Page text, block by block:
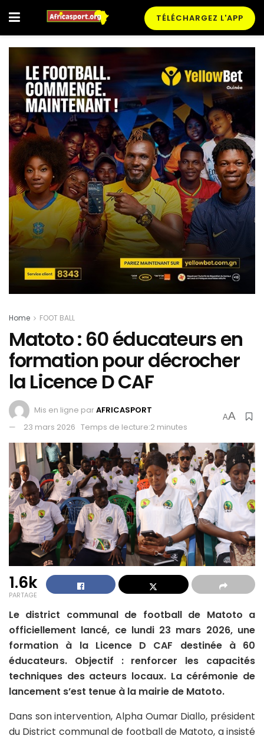
TÉLÉCHARGEZ L'APP
Home FOOT BALL
Matoto : 60 éducateurs en
formation pour décrocher
la Licence D CAF
Mis en ligne parAFRICASPORT
23 mars 2026 Temps de lecture:2 minutes
AA
1.6k
PARTAGE
Le district communal de football de Matoto a
officiellement lancé, ce lundi 23 mars 2026, une
formation à la Licence D CAF destinée à 60
éducateurs. Objectif : renforcer les capacités
techniques des acteurs locaux. La cérémonie de
lancement s’est tenue à la mairie de Matoto.
Dans son intervention, Alpha Oumar Diallo, président
du District communal de football de Matoto, a insisté